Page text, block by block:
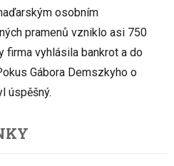
osobním
pramenů vzniklo asi 750
firma vyhlásila bankrot a do
Gábora Demszkyho o
úspěšný.